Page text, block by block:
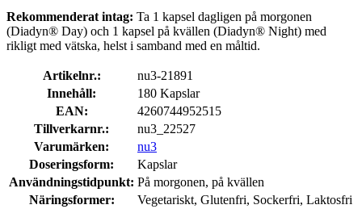
Rekommenderat intag: Ta 1 kapsel dagligen på morgonen
(Diadyn® Day) och 1 kapsel på kvällen (Diadyn® Night) med
rikligt med vätska, helst i samband med en måltid.
Artikelnr.:
nu3-21891
Innehåll:
180 Kapslar
EAN:
4260744952515
Tillverkarnr.:
nu3_22527
Varumärken:
nu3
Doseringsform:
Kapslar
Användningstidpunkt: På morgonen, på kvällen
Näringsformer:
Vegetariskt, Glutenfri, Sockerfri, Laktosfri